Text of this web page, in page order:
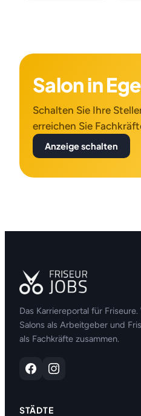
Salon in
Schalten Sie Ihre
erreichen Sie
Anzeige schalten
Das Karriereportal für
Salons als Arbeitgeber und
als Fachkräfte zusammen.
STÄDTE